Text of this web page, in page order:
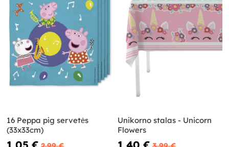
16 Peppa pig servetės
(33x33cm)
Unikorno stalas - Unicorn
Flowers